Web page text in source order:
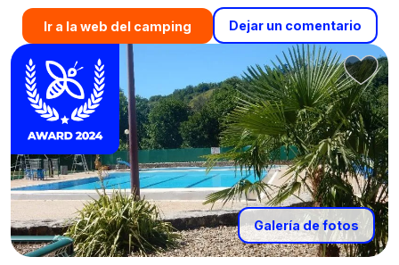
Ir a la web del camping Dejar un comentario
Galería de fotos